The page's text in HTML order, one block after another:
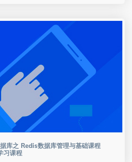
库之 Redis数据库管理与基础课程
习课程